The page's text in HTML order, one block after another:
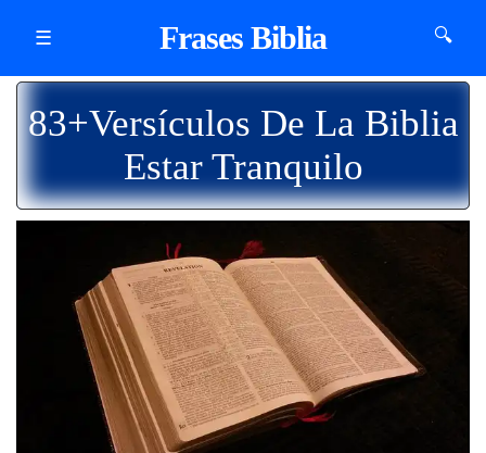
☰ Frases Biblia 🔍
83+Versículos De La Biblia
Estar Tranquilo